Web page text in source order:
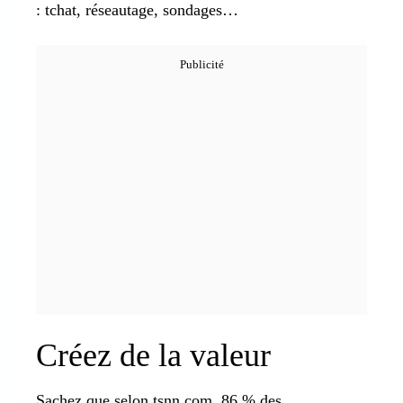
: tchat, réseautage, sondages…
Créez de la valeur